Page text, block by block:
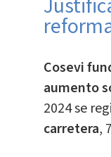
Cosevi
aumento
2024 se
carretera,